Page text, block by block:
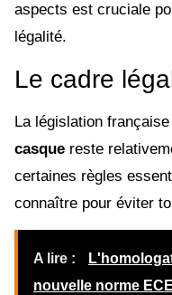
aspects est cruciale
légalité.
Le cadre
La législation
casque reste
certaines règles
connaître pour éviter
A lire :
nouvelle norme